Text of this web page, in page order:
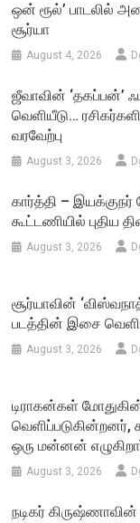
ஒன் ரூல்’ பாடலில்
சூர்யா
August 4, 2026
ஜீவாவின் ‘தகப்பன்’
வெளியீடு…
வரவேற்பு
August 3, 2026
கார்த்தி –
கூட்டணியில் புதிய
August 3, 2026
சூர்யாவின்
படத்தின் இசை
August 3, 2026
டிராகன்கள்
வெளிப்படுகின்றனர்,
ஒரு மன்னன்
August 3, 2026
நடிகர்